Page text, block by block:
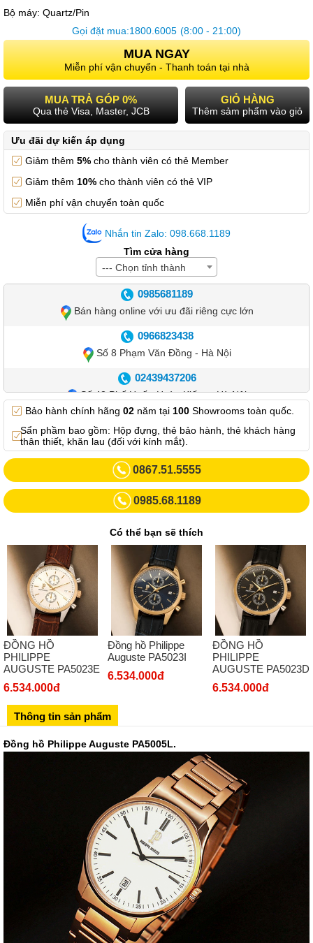
Bộ máy: Quartz/Pin
Gọi đặt mua:1800.6005 (8:00 - 21:00)
MUA NGAY
Miễn phí vận chuyển - Thanh toán tại nhà
MUA TRẢ GÓP 0%
Qua thẻ Visa, Master, JCB
GIỎ HÀNG
Thêm sảm phẩm vào giỏ
Ưu đãi dự kiến áp dụng
Giảm thêm 5% cho thành viên có thẻ Member
Giảm thêm 10% cho thành viên có thẻ VIP
Miễn phí vận chuyển toàn quốc
Nhắn tin Zalo: 098.668.1189
Tìm cửa hàng
--- Chọn tỉnh thành
0985681189
Bán hàng online với ưu đãi riêng cực lớn
0966823438
Số 8 Phạm Văn Đồng - Hà Nội
02439437206
Số 42 Phố Huế - Hoàn Kiếm – Hà Nội
0982.769.887
Showroom 3: Số 87 Trương Định - Hai Bà Trưng - Hà Nội.
0969102552
Số 55 Trần Đăng Ninh – Cầu Giấy – Hà Nội
0963264832
02437836542
Số 8 Trần Duy Hưng - Cầu Giấy - Hà Nội
02432232319
Số 413 Quang Trung - Hà Đông - Hà Nội
02432127660
Số 273 Nguyễn Văn Cừ - Long Biên - Hà Nội
02439392490
Sô 580 Ngã tư Trường Chinh - Hà Nội
02437939481
Số 53 Trần Đăng Ninh - Cầu Giấy - Hà Nội
034 629 9090
Showroom 86: BH9A-SP.9A-63 Vinhomes Ocean Park 1, Dương
Xá, Gia Lâm, Thành phố Hà Nội
Bảo hành chính hãng 02 năm tại 100 Showrooms toàn quốc.
Sẩn phầm bao gồm: Hộp đựng, thẻ bảo hành, thẻ khách hàng
thân thiết, khăn lau (đối với kính mắt).
0867.51.5555
0985.68.1189
Có thể bạn sẽ thích
ĐỒNG HỒ
PHILIPPE
AUGUSTE PA5023E
6.534.000đ
Đồng hồ Philippe
Auguste PA5023I
6.534.000đ
ĐỒNG HỒ
PHILIPPE
AUGUSTE PA5023D
6.534.000đ
Thông tin sản phẩm
Đồng hồ Philippe Auguste PA5005L.